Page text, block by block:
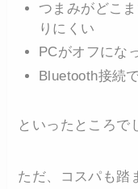
つまみがどこ
りにくい
PCがオフにな
Bluetooth接続
といったところで
ただ、コスパも踏